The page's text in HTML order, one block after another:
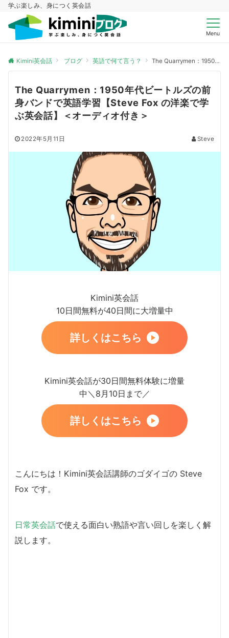
学ぶ楽しみ、身につく英会話
Menu
Kimini英会話 ブログ 英語で何て言う？ The Quarrymen：1950年代ビートルズの前身バンドで英語学習【Steve Fox の洋楽で学ぶ英会話】＜オーディオ付き＞
The Quarrymen：1950年代ビートルズの前
身バンドで英語学習【Steve Fox の洋楽で学
ぶ英会話】＜オーディオ付き＞
2022年5月11日 Steve
Kimini英会話
10日間無料が40日間に大増量中
詳しくはこちら
Kimini英会話が30日間無料体験に増量
中＼8月10日まで／
詳しくはこちら
こんにちは！Kimini英会話講師のゴダイゴの Steve
Fox です。
日常英会話で使える面白い熟語や言い回しを楽しく解
説します。